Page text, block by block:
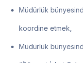
Müdürlük
koordine etmek,
Müdürlük